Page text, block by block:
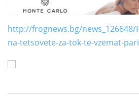
http://frognews.bg/news_126648/
na-tetsovete-za-tok-te-vzemat-